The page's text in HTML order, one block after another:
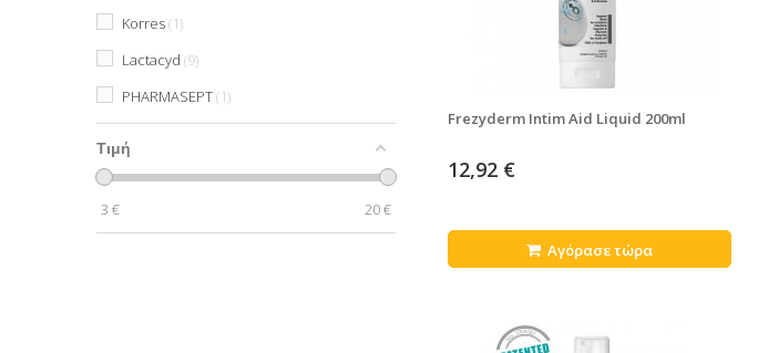
Korres 1
Lactacyd 9
PHARMASEPT 1
Τιμή
3 € 20€
Frezyderm Intim Aid Liquid 200ml
12,92 €
Αγόρασε τώρα